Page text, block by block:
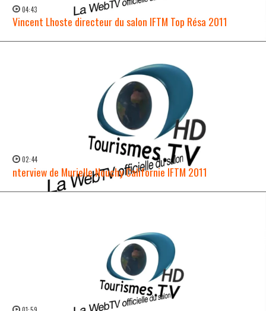
04:43
Vincent Lhoste directeur du salon IFTM Top Résa 2011
02:44
nterview de Murielle Nouchy Californie IFTM 2011
WATCH NOW →